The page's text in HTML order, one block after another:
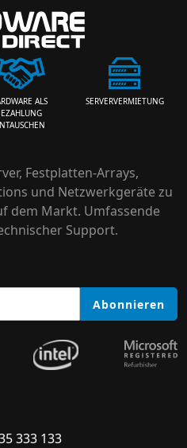
ALS
SERVERVERMIETUNG
Festplatten-Arrays,
und Netzwerkgeräte zu
dem Markt. Umfassende
Support.
Abonnieren
333 133